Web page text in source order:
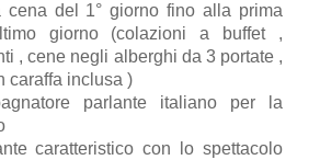
cena del 1° giorno fino alla prima
giorno (colazioni a buffet ,
, cene negli alberghi da 3 portate ,
caraffa inclusa )
parlante italiano per la
caratteristico con lo spettacolo